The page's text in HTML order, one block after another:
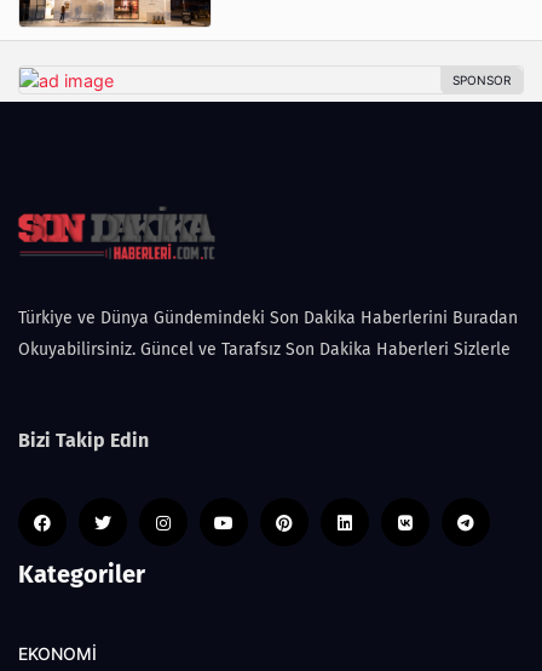
Türkiye ve Dünya Gündemindeki Son Dakika Haberlerini Buradan
Okuyabilirsiniz. Güncel ve Tarafsız Son Dakika Haberleri Sizlerle
Bizi Takip Edin
Kategoriler
EKONOMİ